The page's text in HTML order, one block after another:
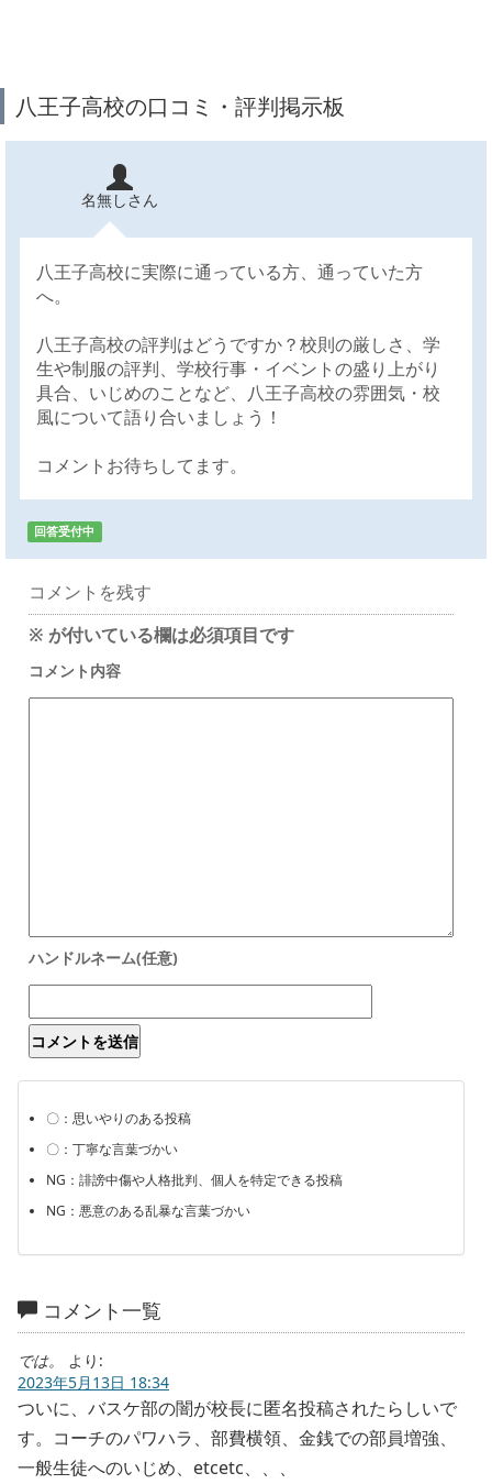
八王子高校の口コミ・評判掲示板
名無しさん
八王子高校に実際に通っている方、通っていた方
へ。
八王子高校の評判はどうですか？校則の厳しさ、学
生や制服の評判、学校行事・イベントの盛り上がり
具合、いじめのことなど、八王子高校の雰囲気・校
風について語り合いましょう！
コメントお待ちしてます。
回答受付中
コメントを残す
※ が付いている欄は必須項目です
〇：思いやりのある投稿
〇：丁寧な言葉づかい
NG：誹謗中傷や人格批判、個人を特定できる投稿
NG：悪意のある乱暴な言葉づかい
コメント一覧
では。
より:
2023年5月13日 18:34
ついに、バスケ部の闇が校長に匿名投稿されたらしいで
す。コーチのパワハラ、部費横領、金銭での部員増強、
一般生徒へのいじめ、etcetc、、、